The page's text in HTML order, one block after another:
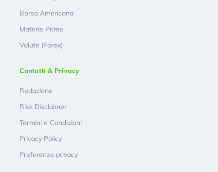
Borsa Americana
Materie Prime
Valute (Forex)
Contatti & Privacy
Redazione
Risk Disclaimer
Termini e Condizioni
Privacy Policy
Preferenze privacy